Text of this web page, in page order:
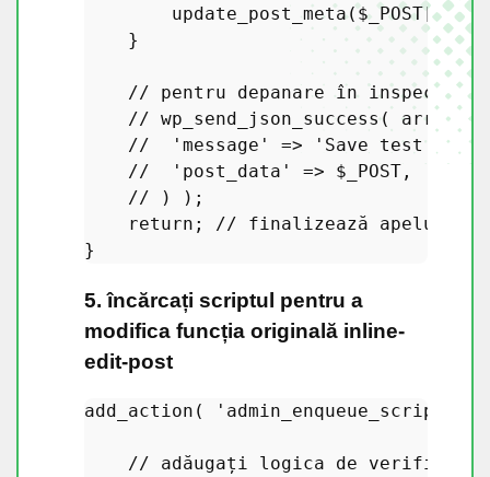
update_post_meta($_POST[
    }
// pentru depanare în inspector,
// wp_send_json_success( array(
//  'message' => 'Save test!',
//  'post_data' => $_POST,
// ) );
return ; // finalizează apelul
5. încărcați scriptul pentru a
modifica funcția originală inline-
edit-post
add_action ( 'admin_enqueue_scripts'
// adăugați logica de verificare